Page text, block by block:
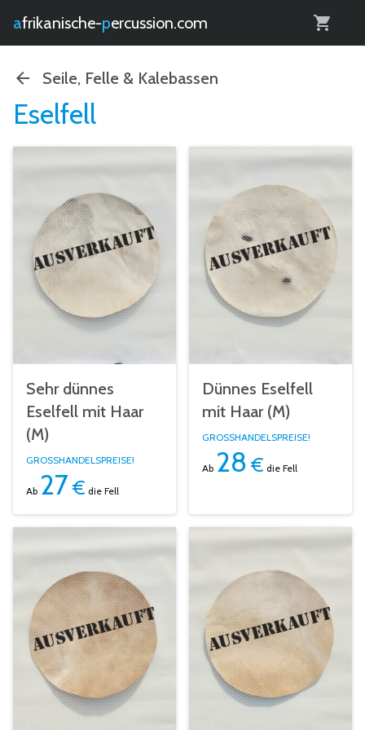
afrikanische- percussion.com
Seile, Felle & Kalebassen
Eselfell
Sehr dünnes
Eselfell mit Haar
(M)
GROSSHANDELSPREISE!
Ab 27€ die Fell
Dünnes Eselfell
mit Haar (M)
GROSSHANDELSPREISE!
Ab 28 € die Fell